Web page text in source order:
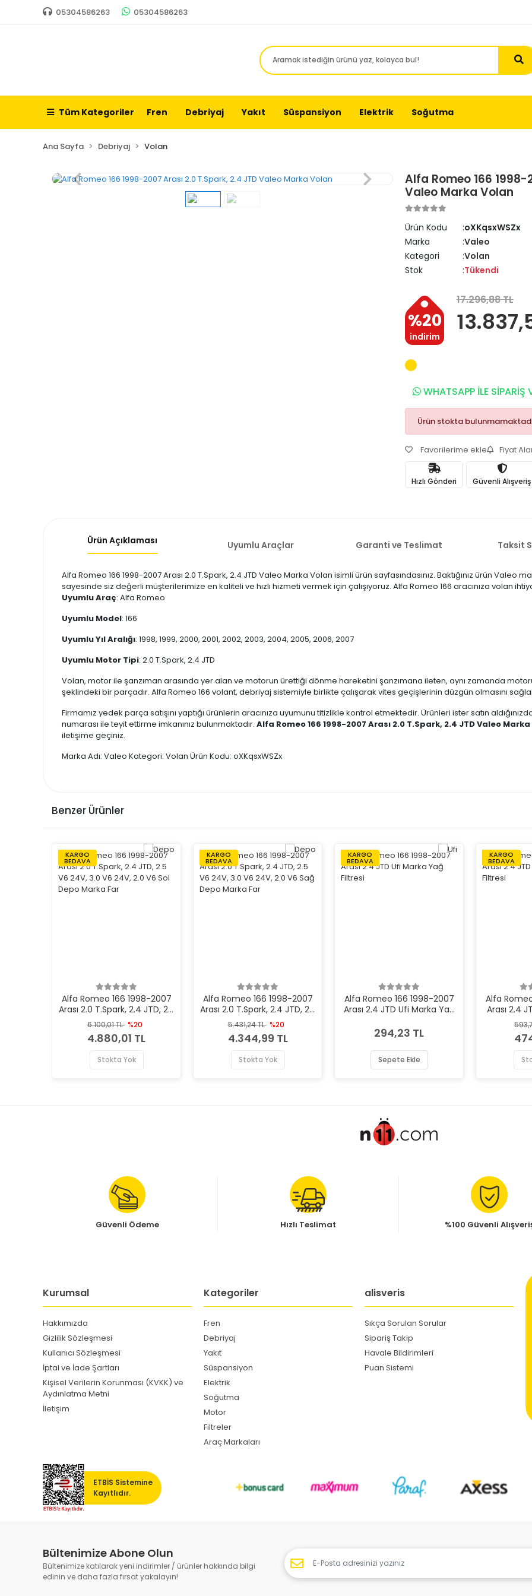
05304586263 05304586263
Tüm Kategoriler Fren Debriyaj Yakıt Süspansiyon Elektrik Soğutma
Ana Sayfa Debriyaj Volan
Alfa Romeo 166 1998-
Valeo Marka Volan
Ürün Kodu
oXKqsxWSZx
Marka
Valeo
Kategori
Volan
Stok
Tükendi
%20
indirim
17.296,88 TL
WHATSAPP İLE SİPARİŞ
Ürün stokta
Favorilerime ekle Fiyat
Hızlı Gönderi Güvenli Alışveriş
Ürün Açıklaması Uyumlu Araçlar Garanti ve Teslimat Taksit
Alfa Romeo 166 1998-2007 Arası 2.0 T.Spark, 2.4 JTD Valeo Marka Volan isimli ürün sayfasındasınız. Baktığınız ürün Valeo
sayesinde siz değerli müşterilerimize en kaliteli ve hızlı hizmeti vermek için çalışıyoruz. Alfa Romeo 166 aracınıza volan
Uyumlu Araç: Alfa Romeo
Uyumlu Model: 166
Uyumlu Yıl Aralığı: 1998, 1999, 2000, 2001, 2002, 2003, 2004, 2005, 2006, 2007
Uyumlu Motor Tipi: 2.0 T.Spark, 2.4 JTD
Volan, motor ile şanzıman arasında yer alan ve motorun ürettiği dönme hareketini şanzımana ileten, aynı zamanda
şeklindeki bir parçadır. Alfa Romeo 166 volant, debriyaj sistemiyle birlikte çalışarak vites geçişlerinin düzgün olmasını sağlar
Firmamız yedek parça satışını yaptığı ürünlerin aracınıza uyumunu titizlikle kontrol etmektedir. Ürünleri ister satın
numarası ile teyit ettirme imkanınız bulunmaktadır. Alfa Romeo 166 1998-2007 Arası 2.0 T.Spark, 2.4 JTD Valeo
iletişime geçiniz.
Marka Adı: Valeo Kategori: Volan Ürün Kodu: oXKqsxWSZx
Benzer Ürünler
KARGO
BEDAVA
Alfa Romeo 166 1998-2007
Arası 2.0 T.Spark, 2.4 JTD, 2.5
V6 24V, 3.0 V6 24V, 2.0 V6
Sol Depo Marka Far
6.100,01 TL %20
4.880,01 TL
Stokta Yok
KARGO
BEDAVA
Alfa Romeo 166 1998-2007
Arası 2.0 T.Spark, 2.4 JTD, 2.5
V6 24V, 3.0 V6 24V, 2.0 V6
Sağ Depo Marka Far
5.431,24 TL %20
4.344,99 TL
Stokta Yok
KARGO
BEDAVA
Alfa Romeo 166 1998-2007
Arası 2.4 JTD Ufi Marka Yağ
294,23 TL
Sepete Ekle
KARGO
BEDAVA
Alfa
Arası 2.4
Güvenli Ödeme Hızlı Teslimat %100 Güvenli
Kurumsal
Hakkımızda
Gizlilik Sözleşmesi
Kullanıcı Sözleşmesi
İptal ve İade Şartları
Kişisel Verilerin Korunması (KVKK) ve
Aydınlatma Metni
İletişim
Kategoriler
Fren
Debriyaj
Yakıt
Süspansiyon
Elektrik
Soğutma
Motor
Filtreler
Araç Markaları
alisveris
Sıkça Sorulan Sorular
Sipariş Takip
Havale Bildirimleri
Puan Sistemi
ETBİS Sistemine
Kayıtlıdır.
Bültenimize Abone Olun
Bültenimize katılarak yeni indirimler / ürünler hakkında bilgi
edinin ve daha fazla fırsat yakalayın!